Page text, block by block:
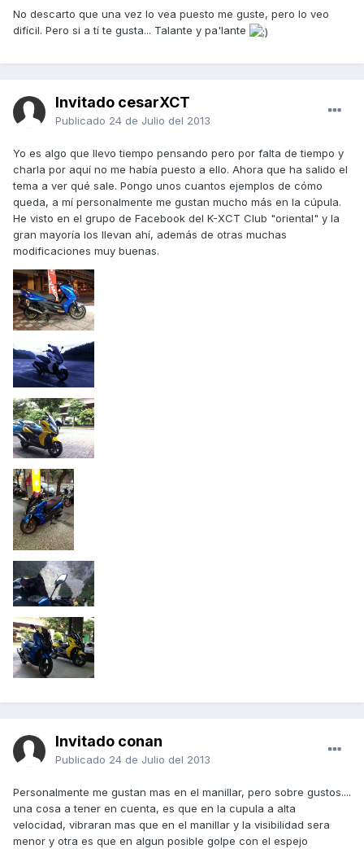
No descarto que una vez lo vea puesto me guste, pero lo veo
difícil. Pero si a tí te gusta... Talante y pa'lante
Invitado cesarXCT
Publicado 24 de Julio del 2013
Yo es algo que llevo tiempo pensando pero por falta de tiempo y
charla por aquí no me había puesto a ello. Ahora que ha salido el
tema a ver qué sale. Pongo unos cuantos ejemplos de cómo
queda, a mí personalmente me gustan mucho más en la cúpula.
He visto en el grupo de Facebook del K-XCT Club "oriental" y la
gran mayoría los llevan ahí, además de otras muchas
modificaciones muy buenas.
Invitado conan
Publicado 24 de Julio del 2013
Personalmente me gustan mas en el manillar, pero sobre gustos....
una cosa a tener en cuenta, es que en la cupula a alta
velocidad, vibraran mas que en el manillar y la visibilidad sera
menor y otra es que en algun posible golpe con el espejo